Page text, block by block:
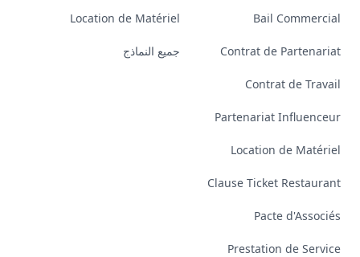
Bail Commercial
Contrat de Partenariat
Contrat de Travail
Partenariat Influenceur
Location de Matériel
Clause Ticket Restaurant
Pacte d'Associés
Prestation de Service
Location de Matériel
جميع النماذج